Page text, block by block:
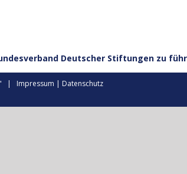
Deutscher Stiftungen zu
| Impressum | Datenschutz